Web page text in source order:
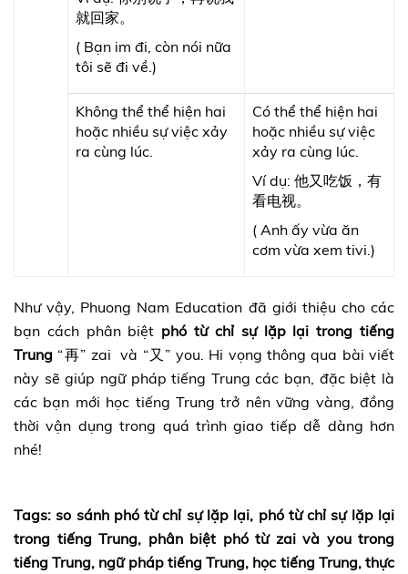
就回家。
( Bạn im đi, còn nói nữa
tôi sẽ đi về.)
Không thể thể hiện hai
hoặc nhiều sự việc xảy
ra cùng lúc.
Có thể thể hiện hai
hoặc nhiều sự việc
xảy ra cùng lúc.
Ví dụ: 他又吃饭，有
看电视。
( Anh ấy vừa ăn
cơm vừa xem tivi.)
Như vậy, Phuong Nam Education đã giới thiệu cho các
bạn cách phân biệt phó từ chỉ sự lặp lại trong tiếng
Trung “再” zai và “又” you. Hi vọng thông qua bài viết
này sẽ giúp ngữ pháp tiếng Trung các bạn, đặc biệt là
các bạn mới học tiếng Trung trở nên vững vàng, đồng
thời vận dụng trong quá trình giao tiếp dễ dàng hơn
nhé!
Tags: so sánh phó từ chỉ sự lặp lại, phó từ chỉ sự lặp lại
trong tiếng Trung, phân biệt phó từ zai và you trong
tiếng Trung, ngữ pháp tiếng Trung, học tiếng Trung, thực